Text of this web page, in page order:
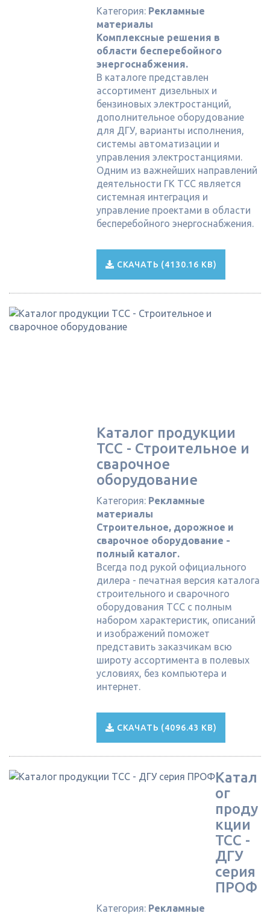
Категория: Рекламные
материалы
Комплексные решения в
области бесперебойного
энергоснабжения.
В каталоге представлен
ассортимент дизельных и
бензиновых электростанций,
дополнительное оборудование
для ДГУ, варианты исполнения,
системы автоматизации и
управления электростанциями.
Одним из важнейших направлений
деятельности ГК ТСС является
системная интеграция и
управление проектами в области
бесперебойного энергоснабжения.
СКАЧАТЬ (4130.16 KB)
Каталог продукции
ТСС - Строительное и
сварочное
оборудование
Категория: Рекламные
материалы
Строительное, дорожное и
сварочное оборудование -
полный каталог.
Всегда под рукой официального
дилера - печатная версия каталога
строительного и сварочного
оборудования ТСС с полным
набором характеристик, описаний
и изображений поможет
представить заказчикам всю
широту ассортимента в полевых
условиях, без компьютера и
интернет.
СКАЧАТЬ (4096.43 KB)
Катал
ог
проду
кции
ТСС -
ДГУ
серия
ПРОФ
Категория: Рекламные